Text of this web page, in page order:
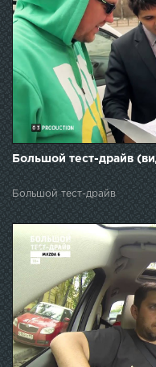
Большой тест-драйв
Большой тест-драйв